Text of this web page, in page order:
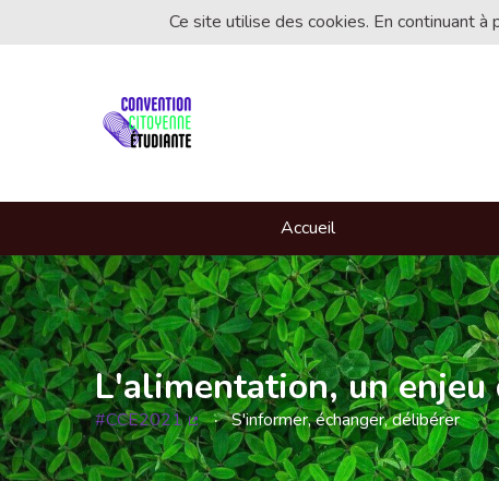
Ce site utilise des cookies. En continuant
Accueil
L'alimentation, un
#CCE2021
(Lien externe)
S'informer, échanger, délibérer